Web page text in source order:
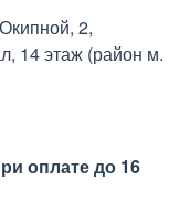
2,
14 этаж (район м.
оплате до 16